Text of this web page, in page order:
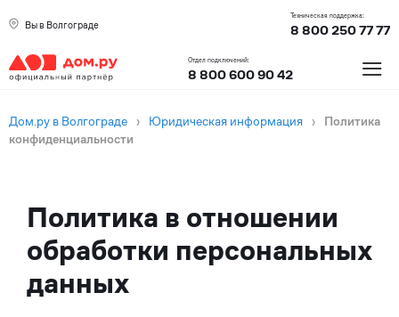
Вы в Волгограде
Техническая поддержка:
8 800 250 77 77
Отдел подключений:
8 800 600 90 42 ≡
Дом.ру в Волгограде › Юридическая информация ›
Политика
конфиденциальности
Политика в отношении
обработки персональных
данных
политики